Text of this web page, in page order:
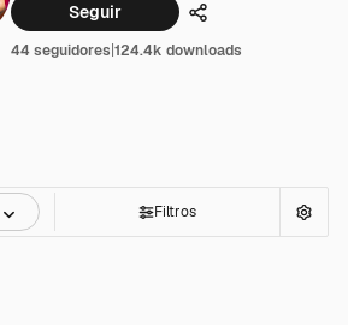
Seguir Compartilhar
44 seguidores|124.4k downloads
Filtros